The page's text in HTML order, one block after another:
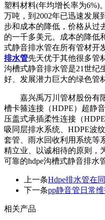
塑料材料(年均增长率为6%)
万吨，到2002年已迅速发展
步和成本的降低，价格从过
的一千多美元。成本的降低
式静音排水管在所有管材开
排水管先天优于其他很多管
沟槽式静音排水管是21世纪
好、发展潜力巨大的绿色管
嘉兴禹万川管材股份有
槽卡箍连接（HDPE）超静
压盖式承插柔性连接（
吸同层排水系统、HDPE波
套管、雨水回收利用系统等
精立业、以诚相待的原则，
可靠的hdpe沟槽式静音排水
上一条Hdpe排水管在
下一条pp静音管日常
相关产品